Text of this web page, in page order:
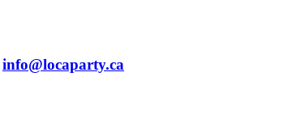
info@locaparty.ca